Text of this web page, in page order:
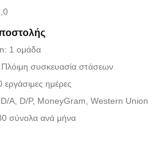
1 ομάδα
Πλόιμη συσκευασία στάσεων
ημέρες
A, D/P, MoneyGram, Western Union
σύνολα ανά μήνα